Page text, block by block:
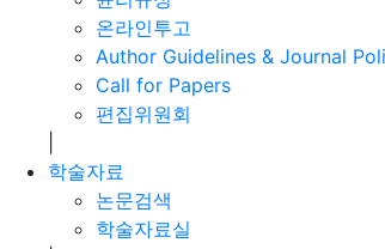
온라인투고
Author Guidelines & Journal
Call for Papers
편집위원회
학술자료
논문검색
학술자료실